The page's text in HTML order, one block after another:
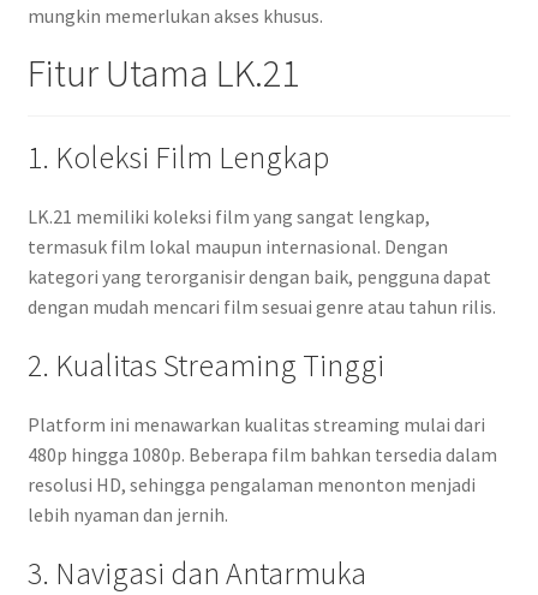
mungkin memerlukan akses khusus.
Fitur Utama LK.21
1. Koleksi Film Lengkap
LK.21 memiliki koleksi film yang sangat lengkap,
termasuk film lokal maupun internasional. Dengan
kategori yang terorganisir dengan baik, pengguna dapat
dengan mudah mencari film sesuai genre atau tahun rilis.
2. Kualitas Streaming Tinggi
Platform ini menawarkan kualitas streaming mulai dari
480p hingga 1080p. Beberapa film bahkan tersedia dalam
resolusi HD, sehingga pengalaman menonton menjadi
lebih nyaman dan jernih.
3. Navigasi dan Antarmuka